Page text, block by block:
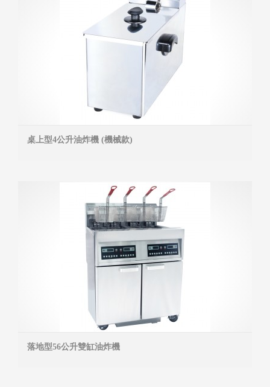
桌上型4公升油炸機 (機械款)
落地型56公升雙缸油炸機